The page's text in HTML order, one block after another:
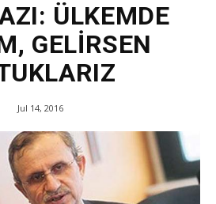
ÜLKEMDE
GELİRSEN
Jul 14, 2016